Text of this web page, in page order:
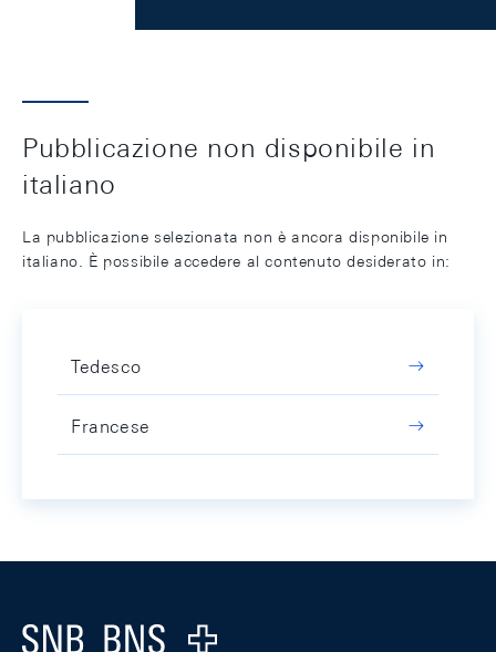
Pubblicazione non disponibile in
italiano
La pubblicazione selezionata non è ancora disponibile in
italiano. È possibile accedere al contenuto desiderato in:
Tedesco
Francese
Logo